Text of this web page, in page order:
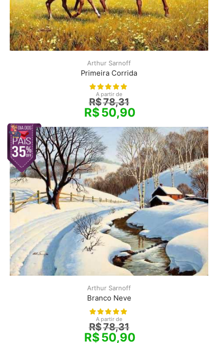
Arthur Sarnoff
Primeira Corrida
A partir de
R$78,31
R$50,90
Arthur Sarnoff
Branco Neve
A partir de
R$78,31
R$50,90